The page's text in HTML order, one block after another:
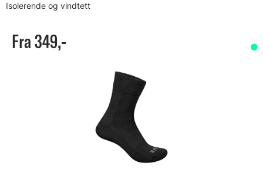
Isolerende og vindtett
Fra 349,-